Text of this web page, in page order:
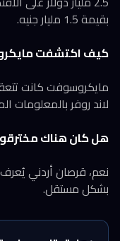
بقيمة 1.5 مليار جنيه.
كيف اكتشفت
مايكروسوفت كانت
لاند روفر بالمعلومات
هل كان هناك
بشكل مستقل.